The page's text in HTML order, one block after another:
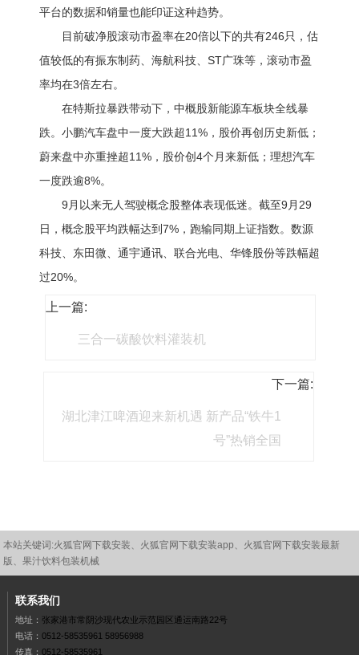
平台的数据和销量也能印证这种趋势。
目前破净股滚动市盈率在20倍以下的共有246只，估
值较低的有振东制药、海航科技、ST广珠等，滚动市盈
率均在3倍左右。
在特斯拉暴跌带动下，中概股新能源车板块全线暴
跌。小鹏汽车盘中一度大跌超11%，股价再创历史新低；
蔚来盘中亦重挫超11%，股价创4个月来新低；理想汽车
一度跌逾8%。
9月以来无人驾驶概念股整体表现低迷。截至9月29
日，概念股平均跌幅达到7%，跑输同期上证指数。数源
科技、东田微、通宇通讯、联合光电、华锋股份等跌幅超
过20%。
上一篇:
三合一碳酸饮料灌装机
下一篇:
湖北津江啤酒迎来新机遇 新产品“铁牛1
号”热销全国
本站关键词:火狐官网下载安装、 火狐官网下载安装app、 火狐官网下载安装最新
版、果汁饮料包装机械
联系我们
地址： 张家港市常阴沙现代农业示范园区通运南路22号
电话： 0512-58535961 58956988
传真： 0512-58535961